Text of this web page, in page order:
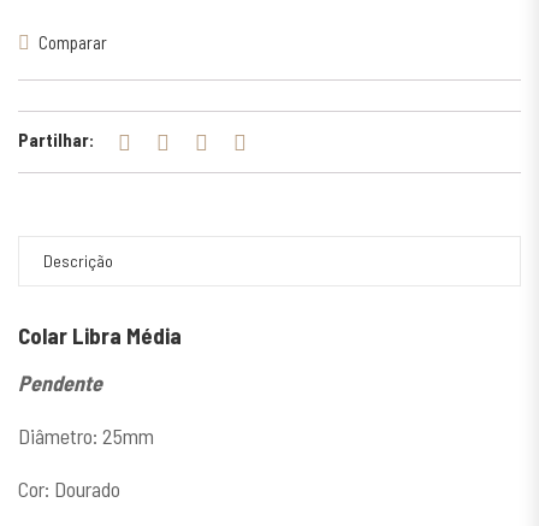
Comparar
Partilhar:
Descrição
Colar Libra Média
Pendente
Diâmetro: 25mm
Cor: Dourado